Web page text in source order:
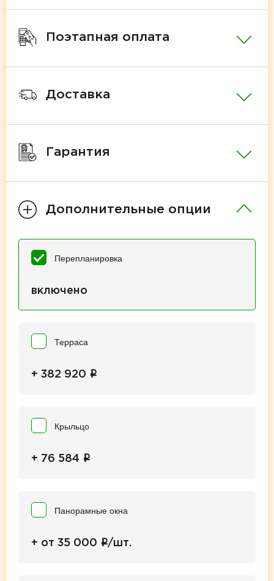
Поэтапная оплата
Доставка
Гарантия
Дополнительные опции
Перепланировка
включено
Терраса
+ 382 920 i
Крыльцо
+ 76 584 i
Панорамные окна
+ от 35 000 i/шт.